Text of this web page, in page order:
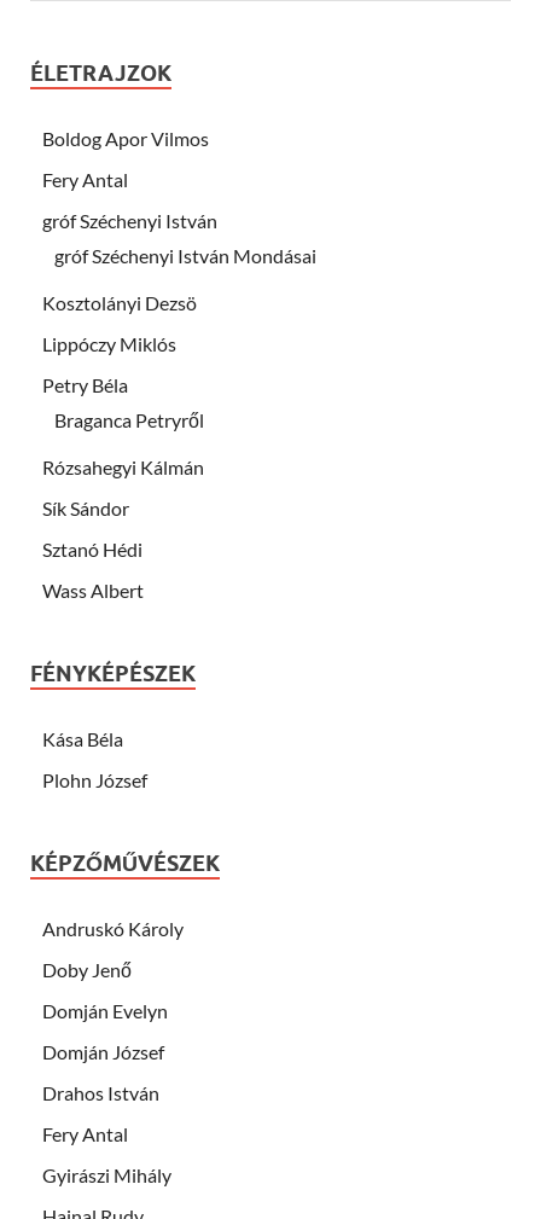
ÉLETRAJZOK
Boldog Apor Vilmos
Fery Antal
gróf Széchenyi István
gróf Széchenyi István Mondásai
Kosztolányi Dezsö
Lippóczy Miklós
Petry Béla
Braganca Petryről
Rózsahegyi Kálmán
Sík Sándor
Sztanó Hédi
Wass Albert
FÉNYKÉPÉSZEK
Kása Béla
Plohn József
KÉPZŐMŰVÉSZEK
Andruskó Károly
Doby Jenő
Domján Evelyn
Domján József
Drahos István
Fery Antal
Gyirászi Mihály